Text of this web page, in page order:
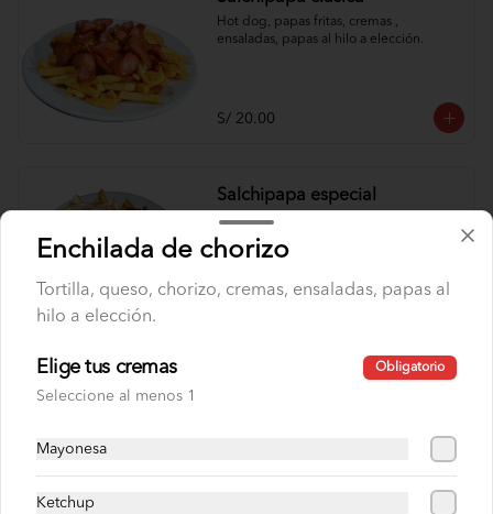
Hot dog, papas fritas, cremas ,
ensaladas, papas al hilo a elección.
S/ 20.00
Salchipapa especial
Hot dog, papas fritas, huevo, tocino,
cremas , ensaladas, papas al hilo a
elección.
Sandwiches super especiales
Enchilada de chorizo
Tortilla, queso, chorizo, cremas, ensaladas, papas al
hilo a elección.
Elige tus cremas Obligatorio
Seleccione al menos 1
Mayonesa
Ketchup